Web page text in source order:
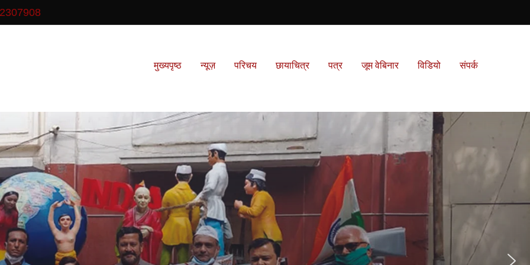
मुख्यपृष्ठ न्यूज़ परिचय छायाचित्र पत्र जूम वेबिनार विडियो संपर्क